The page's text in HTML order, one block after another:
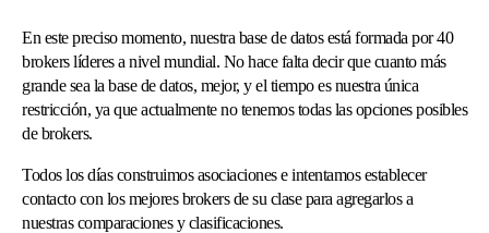
En este preciso momento, nuestra base de datos está formada por 40
brokers líderes a nivel mundial. No hace falta decir que cuanto más
grande sea la base de datos, mejor, y el tiempo es nuestra única
restricción, ya que actualmente no tenemos todas las opciones posibles
de brokers.
Todos los días construimos asociaciones e intentamos establecer
contacto con los mejores brokers de su clase para agregarlos a
nuestras comparaciones y clasificaciones.